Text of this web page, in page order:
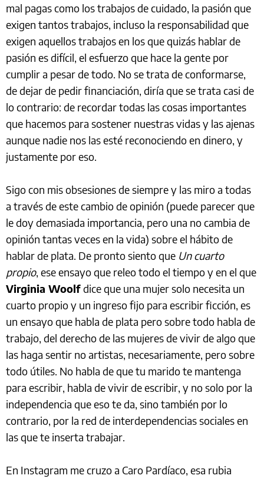
mal pagas como los trabajos de cuidado, la pasión que
exigen tantos trabajos, incluso la responsabilidad que
exigen aquellos trabajos en los que quizás hablar de
pasión es difícil, el esfuerzo que hace la gente por
cumplir a pesar de todo. No se trata de conformarse,
de dejar de pedir financiación, diría que se trata casi de
lo contrario: de recordar todas las cosas importantes
que hacemos para sostener nuestras vidas y las ajenas
aunque nadie nos las esté reconociendo en dinero, y
justamente por eso.
Sigo con mis obsesiones de siempre y las miro a todas
a través de este cambio de opinión (puede parecer que
le doy demasiada importancia, pero una no cambia de
opinión tantas veces en la vida) sobre el hábito de
hablar de plata. De pronto siento que Un cuarto
propio, ese ensayo que releo todo el tiempo y en el que
Virginia Woolfdice que una mujer solo necesita un
cuarto propio y un ingreso fijo para escribir ficción, es
un ensayo que habla de plata pero sobre todo habla de
trabajo, del derecho de las mujeres de vivir de algo que
las haga sentir no artistas, necesariamente, pero sobre
todo útiles. No habla de que tu marido te mantenga
para escribir, habla de vivir de escribir, y no solo por la
independencia que eso te da, sino también por lo
contrario, por la red de interdependencias sociales en
las que te inserta trabajar.
En Instagram me cruzo a Caro Pardíaco, esa rubia